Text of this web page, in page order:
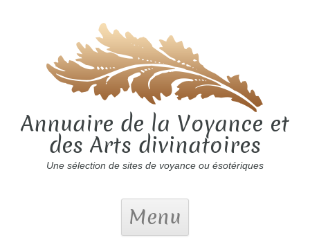
Annuaire de la Voyance et
des Arts divinatoires
Une sélection de sites de voyance ou ésotériques
Menu